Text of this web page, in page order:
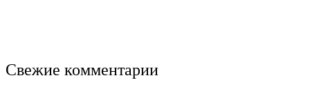
Свежие комментарии